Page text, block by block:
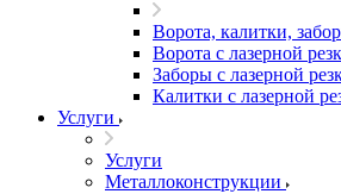
Ворота, калитки,
Ворота с лазерной
Заборы с лазерной
Калитки с лазерной
Услуги
Услуги
Металлоконструкции